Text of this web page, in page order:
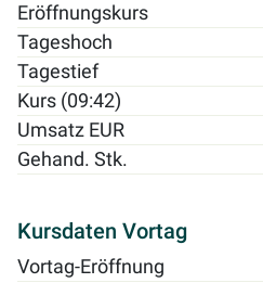
Eröffnungskurs
Tageshoch
Tagestief
Kurs (09:42)
Umsatz EUR
Gehand. Stk.
Kursdaten Vortag
Vortag-Eröffnung